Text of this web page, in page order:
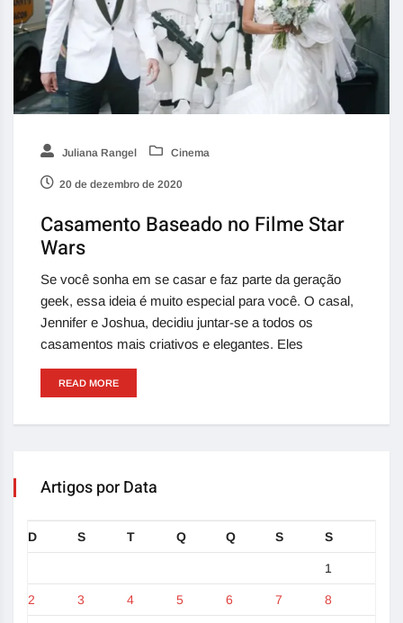
Juliana Rangel Cinema
20 de dezembro de 2020
Casamento Baseado no Filme Star
Wars
Se você sonha em se casar e faz parte da geração
geek, essa ideia é muito especial para você. O casal,
Jennifer e Joshua, decidiu juntar-se a todos os
casamentos mais criativos e elegantes. Eles
READ MORE
Artigos por Data
D S T Q Q S S
1
2 3 4 5 6 7 8